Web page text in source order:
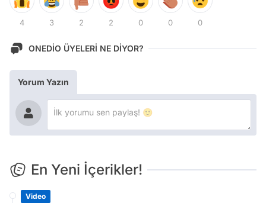
4 3 2 2 0 0 0
ONEDİO ÜYELERİ NE DİYOR?
Yorum Yazın
En Yeni İçerikler!
Video